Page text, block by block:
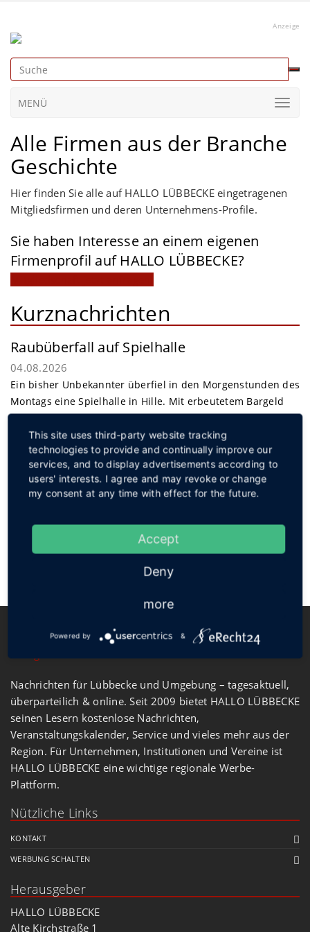
Anzeige
MENÜ
Alle Firmen aus der Branche
Geschichte
Hier finden Sie alle auf HALLO LÜBBECKE eingetragenen
Mitgliedsfirmen und deren Unternehmens-Profile.
Sie haben Interesse an einem eigenen
Firmenprofil auf HALLO LÜBBECKE?
Kurznachrichten
Raubüberfall auf Spielhalle
04.08.2026
Ein bisher Unbekannter überfiel in den Morgenstunden des
Montags eine Spielhalle in Hille. Mit erbeutetem Bargeld
gelang dem Täter die Flucht.weiterlesen
Service
Nachrichten für Lübbecke und Umgebung – tagesaktuell,
überparteilich & online. Seit 2009 bietet HALLO LÜBBECKE
seinen Lesern kostenlose Nachrichten,
Veranstaltungskalender, Service und vieles mehr aus der
Region. Für Unternehmen, Institutionen und Vereine ist
HALLO LÜBBECKE eine wichtige regionale Werbe-
Plattform.
Nützliche Links
KONTAKT
WERBUNG SCHALTEN
Herausgeber
HALLO LÜBBECKE
Alte Kirchstraße 1
This site uses third-party website tracking
technologies to provide and continually improve our
services, and to display advertisements according to
users' interests. I agree and may revoke or change
my consent at any time with effect for the future.
Accept
Deny
more
Powered by &